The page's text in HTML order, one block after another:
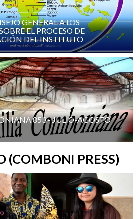
CURIA - (NOTIZIE-NEWS)
ORACIÓN MISIONERA DE LA
COMBONIANA: AGOSTO DE
HOMILIAS AÑO A
XIX DOMINGO DEL TIEMPO
(CICLO A): «¡MÁNDAME IR
(COMBONI PRESS)